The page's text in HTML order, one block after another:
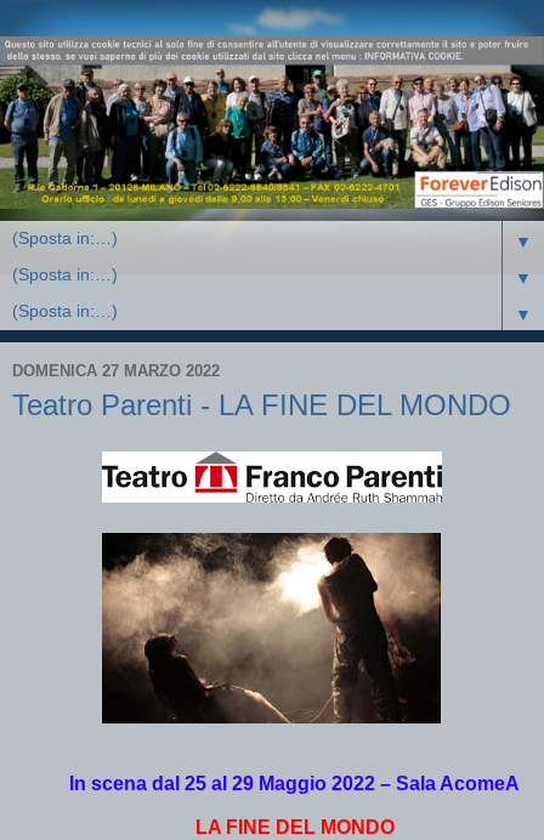
▼
▼
▼
DOMENICA 27 MARZO 2022
Teatro Parenti - LA FINE DEL MONDO
In scena dal 25 al 29 Maggio 2022 – Sala AcomeA
LA FINE DEL MONDO